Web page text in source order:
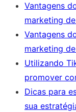
Vantagens
marketing
Vantagens
marketing
Utilizando
promover
Dicas para
sua